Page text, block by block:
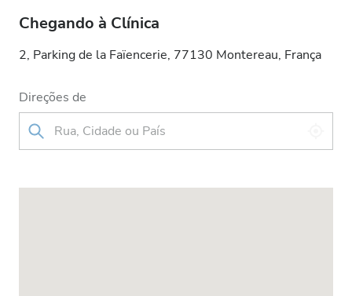
Chegando à Clínica
2, Parking de la Faïencerie, 77130 Montereau, França
Direções de